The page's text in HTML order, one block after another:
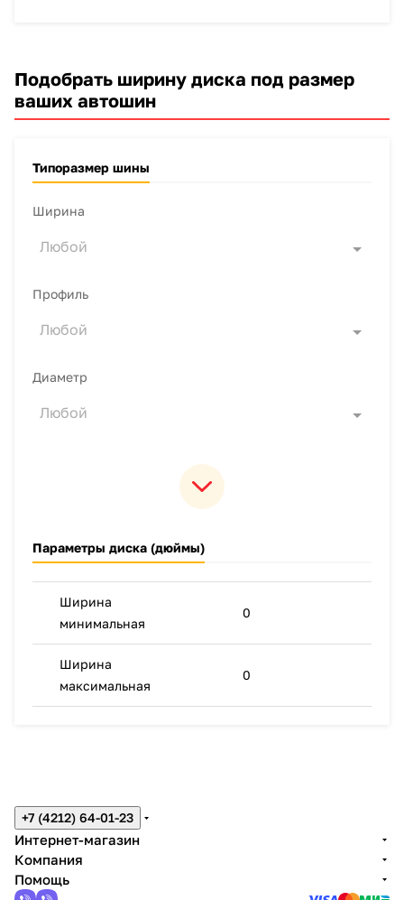
Подобрать ширину диска под размер
ваших автошин
Типоразмер шины
Ширина
Любой
Профиль
Любой
Диаметр
Любой
Параметры диска (дюймы)
Ширина
минимальная
0
Ширина
максимальная
0
+7 (4212) 64-01-23
Интернет-магазин
Компания
Помощь